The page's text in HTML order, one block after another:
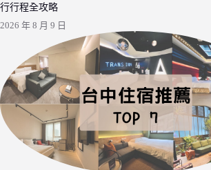
行行程全攻略
2026 年 8 月 9 日